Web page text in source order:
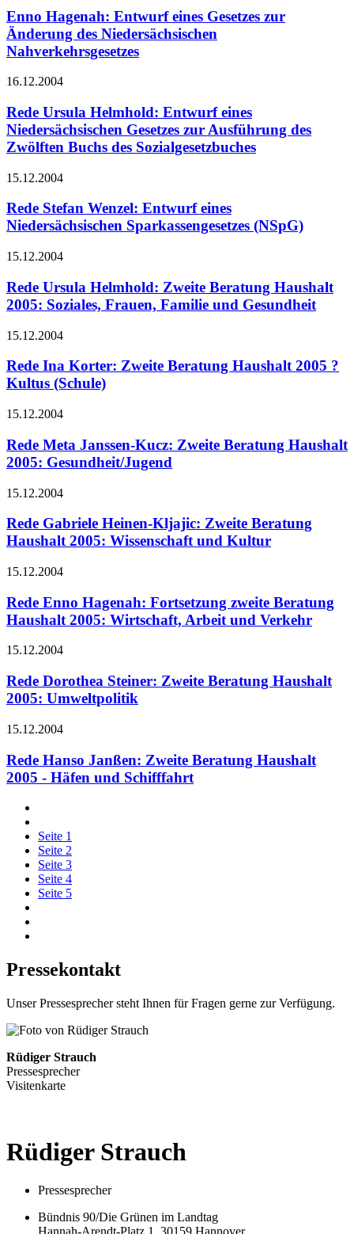
Enno Hagenah: Entwurf eines Gesetzes zur
Änderung des Niedersächsischen
Nahverkehrsgesetzes
16.12.2004
Rede Ursula Helmhold: Entwurf eines
Niedersächsischen Gesetzes zur Ausführung des
Zwölften Buchs des Sozialgesetzbuches
15.12.2004
Rede Stefan Wenzel: Entwurf eines
Niedersächsischen Sparkassengesetzes (NSpG)
15.12.2004
Rede Ursula Helmhold: Zweite Beratung Haushalt
2005: Soziales, Frauen, Familie und Gesundheit
15.12.2004
Rede Ina Korter: Zweite Beratung Haushalt 2005 ?
Kultus (Schule)
15.12.2004
Rede Meta Janssen-Kucz: Zweite Beratung Haushalt
2005: Gesundheit/Jugend
15.12.2004
Rede Gabriele Heinen-Kljajic: Zweite Beratung
Haushalt 2005: Wissenschaft und Kultur
15.12.2004
Rede Enno Hagenah: Fortsetzung zweite Beratung
Haushalt 2005: Wirtschaft, Arbeit und Verkehr
15.12.2004
Rede Dorothea Steiner: Zweite Beratung Haushalt
2005: Umweltpolitik
15.12.2004
Rede Hanso Janßen: Zweite Beratung Haushalt
2005 - Häfen und Schifffahrt
Seite 1
Seite 2
Seite 3
Seite 4
Seite 5
Pressekontakt
Unser Pressesprecher steht Ihnen für Fragen gerne zur Verfügung.
Rüdiger Strauch
Pressesprecher
Visitenkarte
RüdigerStrauch
Pressesprecher
Bündnis 90/Die Grünen im Landtag
Hannah-Arendt-Platz 1, 30159 Hannover